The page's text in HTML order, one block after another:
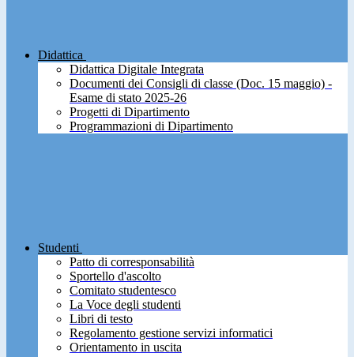
Didattica
Didattica Digitale Integrata
Documenti dei Consigli di classe (Doc. 15 maggio) -
Esame di stato 2025-26
Progetti di Dipartimento
Programmazioni di Dipartimento
Studenti
Patto di corresponsabilità
Sportello d'ascolto
Comitato studentesco
La Voce degli studenti
Libri di testo
Regolamento gestione servizi informatici
Orientamento in uscita